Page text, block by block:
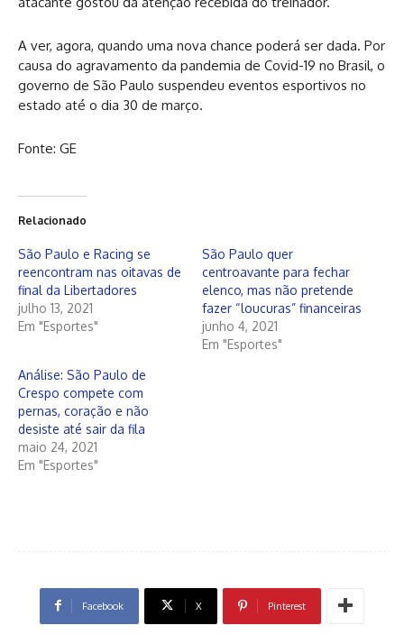
A ver, agora, quando uma nova chance poderá ser dada. Por
causa do agravamento da pandemia de Covid-19 no Brasil, o
governo de São Paulo suspendeu eventos esportivos no
estado até o dia 30 de março.
Fonte: GE
Relacionado
São Paulo e Racing se
reencontram nas oitavas de
final da Libertadores
julho 13, 2021
Em "Esportes"
São Paulo quer
centroavante para fechar
elenco, mas não pretende
fazer “loucuras” financeiras
junho 4, 2021
Em "Esportes"
Análise: São Paulo de
Crespo compete com
pernas, coração e não
desiste até sair da fila
maio 24, 2021
Em "Esportes"
Facebook X Pinterest